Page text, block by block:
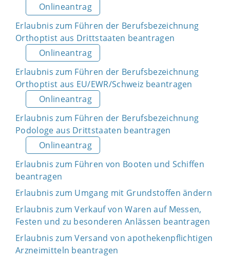
Onlineantrag
Erlaubnis zum Führen der Berufsbezeichnung
Orthoptist aus Drittstaaten beantragen
Onlineantrag
Erlaubnis zum Führen der Berufsbezeichnung
Orthoptist aus EU/EWR/Schweiz beantragen
Onlineantrag
Erlaubnis zum Führen der Berufsbezeichnung
Podologe aus Drittstaaten beantragen
Onlineantrag
Erlaubnis zum Führen von Booten und Schiffen
beantragen
Erlaubnis zum Umgang mit Grundstoffen ändern
Erlaubnis zum Verkauf von Waren auf Messen,
Festen und zu besonderen Anlässen beantragen
Erlaubnis zum Versand von apothekenpflichtigen
Arzneimitteln beantragen